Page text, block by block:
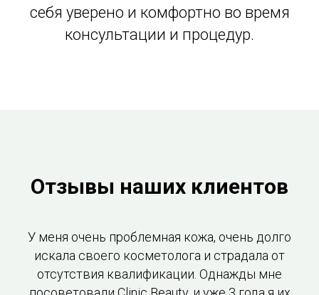
себя уверено и комфортно во время
консультации и процедур.
Отзывы наших клиентов
У меня очень проблемная кожа, очень долго
искала своего косметолога и страдала от
отсутствия квалификации. Однажды мне